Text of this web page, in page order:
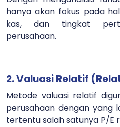
hanya akan fokus pada
kas, dan tingkat
perusahaan.
2. Valuasi Relatif
Metode valuasi relatif
perusahaan dengan yang
tertentu salah satunya P/E